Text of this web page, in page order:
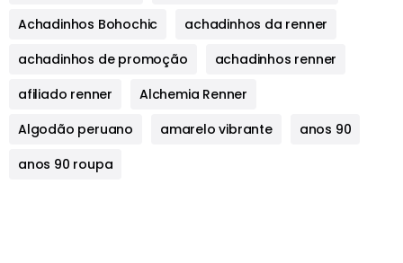
Achadinhos Bohochic
achadinhos da renner
achadinhos de promoção
achadinhos renner
afiliado renner
Alchemia Renner
Algodão peruano
amarelo vibrante
anos 90
anos 90 roupa